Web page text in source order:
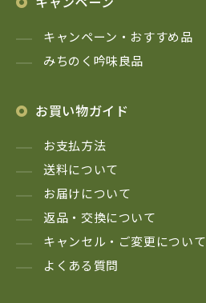
キャンペーン・おすすめ品
みちのく吟味良品
お買い物ガイド
お支払方法
送料について
お届けについて
返品・交換について
キャンセル・ご変更について
よくある質問